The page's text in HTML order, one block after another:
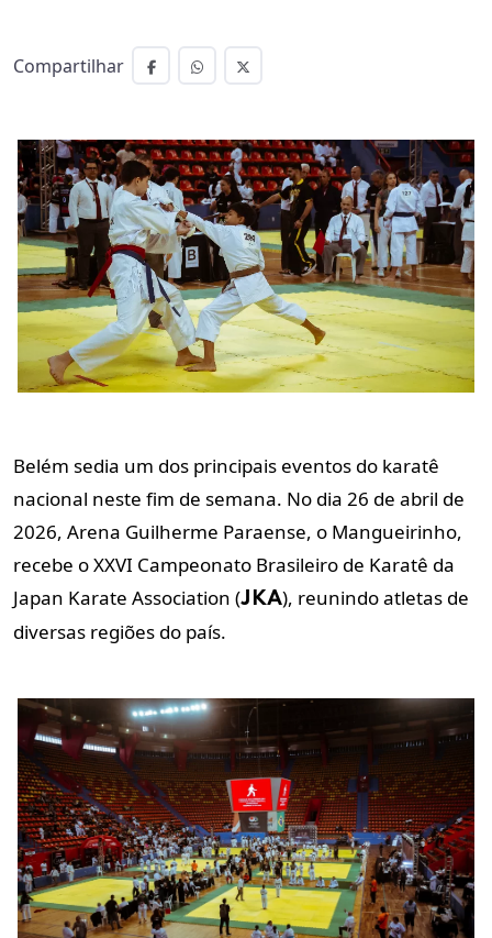
Compartilhar
Belém sedia um dos principais eventos do karatê
nacional neste fim de semana. No dia 26 de abril de
2026, Arena Guilherme Paraense, o Mangueirinho,
recebe o XXVI Campeonato Brasileiro de Karatê da
Japan Karate Association (JKA), reunindo atletas de
diversas regiões do país.